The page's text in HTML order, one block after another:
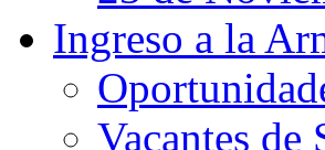
Ingreso a la
Vacantes de